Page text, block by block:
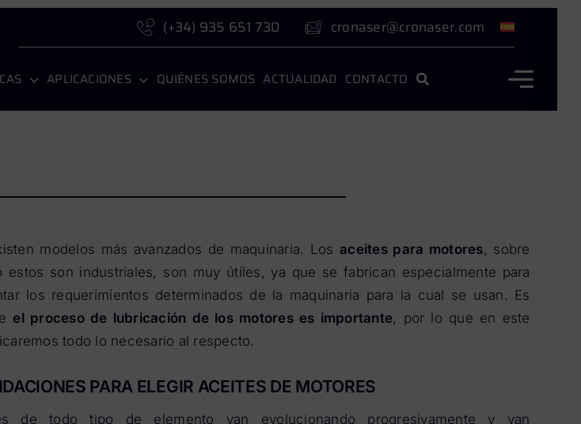
(+34) 935 651 730 cronaser@cronaser.com
APLICACIONES QUIÉNES SOMOS ACTUALIDAD CONTACTO
modelos más avanzados de maquinaria. Losaceites para motores, sobre
estos son industriales, son muy útiles, ya que se fabrican especialmente para
los requerimientos determinados de la maquinaria para la cual se usan. Es
el proceso de lubricación de los motores es importante, por lo que en este
todo lo necesario al respecto.
PARA ELEGIR ACEITES DE MOTORES
de todo tipo de elemento van evolucionando progresivamente y van